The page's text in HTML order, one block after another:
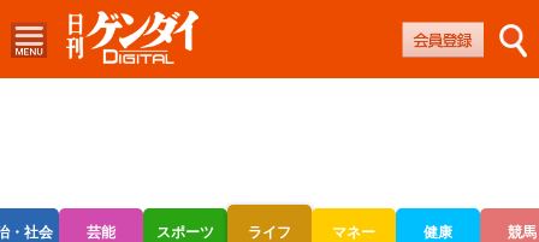
・社会 芸能 スポーツ ライフ マネー 健康 競馬